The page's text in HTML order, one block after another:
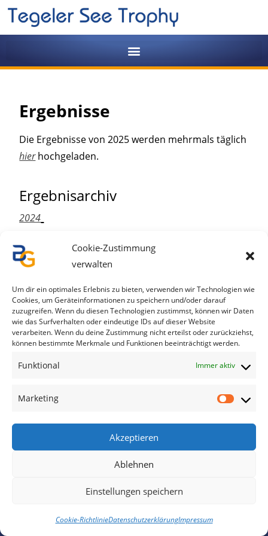
Cookie-Zustimmung
verwalten
Um dir ein optimales Erlebnis zu bieten, verwenden wir Technologien wie
Cookies, um Geräteinformationen zu speichern und/oder darauf
zuzugreifen. Wenn du diesen Technologien zustimmst, können wir Daten
wie das Surfverhalten oder eindeutige IDs auf dieser Website
verarbeiten. Wenn du deine Zustimmung nicht erteilst oder zurückziehst,
können bestimmte Merkmale und Funktionen beeinträchtigt werden.
Funktional Immer aktiv
Marketing
Akzeptieren
Ablehnen
Einstellungen speichern
Cookie-RichtlinieDatenschutzerklärungImpressum
Ergebnisse
Die Ergebnisse von 2025 werden mehrmals täglich
hierhochgeladen.
Ergebnisarchiv
2024
2022
2021
2020
2019
2018
2017